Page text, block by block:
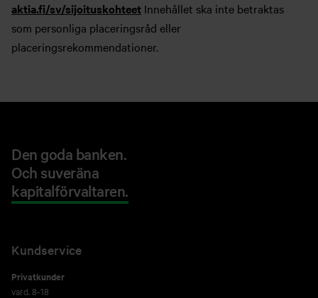
aktia.fi/sv/sijoituskohteet Innehållet ska inte betraktas
som personliga placeringsråd eller
placeringsrekommendationer.
Den goda banken.
Och suveräna
kapitalförvaltaren.
Kundservice
Privatkunder
vard. 8-18